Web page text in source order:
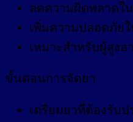
ลดความผิดพลาดใ
เพิ่มความปลอดภัย
เหมาะสำหรับผู้สูงอ
ขั้นตอนการจัดยา
เตรียมยาที่ต้องรับ